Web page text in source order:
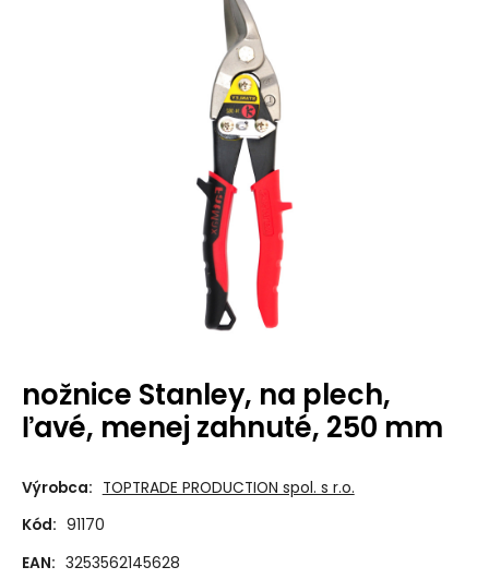
nožnice Stanley, na plech,
ľavé, menej zahnuté, 250 mm
Výrobca: TOPTRADE PRODUCTION spol. s r.o.
Kód: 91170
EAN: 3253562145628